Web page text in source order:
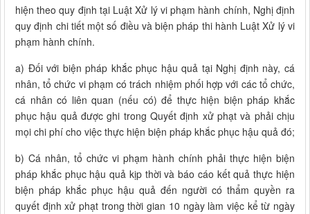
hiện theo quy định tại Luật Xử lý vi phạm hành chính, Nghị định
quy định chi tiết một số điều và biện pháp thi hành Luật Xử lý vi
phạm hành chính.
a) Đối với biện pháp khắc phục hậu quả tại Nghị định này, cá
nhân, tổ chức vi phạm có trách nhiệm phối hợp với các tổ chức,
cá nhân có liên quan (nếu có) để thực hiện biện pháp khắc
phục hậu quả được ghi trong Quyết định xử phạt và phải chịu
mọi chi phí cho việc thực hiện biện pháp khắc phục hậu quả đó;
b) Cá nhân, tổ chức vi phạm hành chính phải thực hiện biện
pháp khắc phục hậu quả kịp thời và báo cáo kết quả thực hiện
biện pháp khắc phục hậu quả đến người có thẩm quyền ra
quyết định xử phạt trong thời gian 10 ngày làm việc kể từ ngày